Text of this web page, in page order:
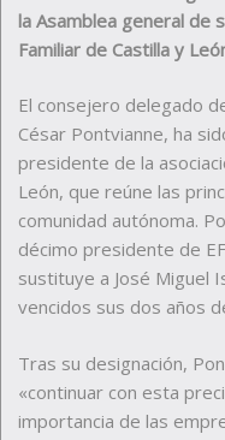
la Asamblea general de
Familiar de Castilla y
El consejero delegado
César Pontvianne, ha
presidente de la
León, que reúne las
comunidad autónoma.
décimo presidente de
sustituye a José Miguel
vencidos sus dos años
Tras su designación,
«continuar con esta
importancia de las